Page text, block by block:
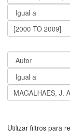
Utilizar filtros para